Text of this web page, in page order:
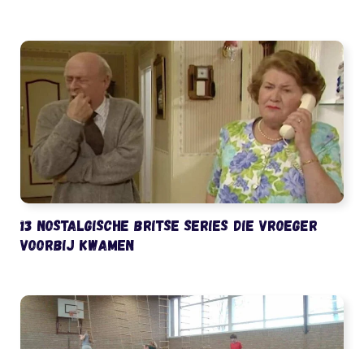
13 nostalgische Britse series die vroeger
voorbij kwamen